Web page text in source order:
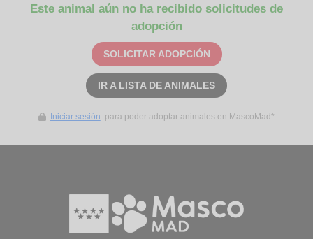
Este animal aún no ha recibido solicitudes de
adopción
SOLICITAR ADOPCIÓN
IR A LISTA DE ANIMALES
Iniciar sesión para poder adoptar animales en MascoMad*